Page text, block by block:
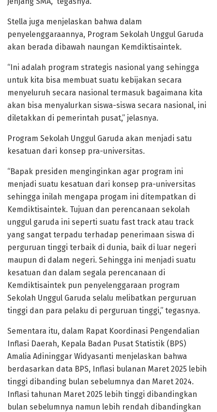
Stella juga menjelaskan bahwa dalam
penyelenggaraannya, Program Sekolah Unggul Garuda
akan berada dibawah naungan Kemdiktisaintek.
“Ini adalah program strategis nasional yang sehingga
untuk kita bisa membuat suatu kebijakan secara
menyeluruh secara nasional termasuk bagaimana kita
akan bisa menyalurkan siswa-siswa secara nasional, ini
diletakkan di pemerintah pusat,” jelasnya.
Program Sekolah Unggul Garuda akan menjadi satu
kesatuan dari konsep pra-universitas.
“Bapak presiden menginginkan agar program ini
menjadi suatu kesatuan dari konsep pra-universitas
sehingga inilah mengapa progam ini ditempatkan di
Kemdiktisaintek. Tujuan dan perencanaan sekolah
unggul garuda ini seperti suatu fast track atau track
yang sangat terpadu terhadap penerimaan siswa di
perguruan tinggi terbaik di dunia, baik di luar negeri
maupun di dalam negeri. Sehingga ini menjadi suatu
kesatuan dan dalam segala perencanaan di
Kemdiktisaintek pun penyelenggaraan program
Sekolah Unggul Garuda selalu melibatkan perguruan
tinggi dan para pelaku di perguruan tinggi,” tegasnya.
Sementara itu, dalam Rapat Koordinasi Pengendalian
Inflasi Daerah, Kepala Badan Pusat Statistik (BPS)
Amalia Adininggar Widyasanti menjelaskan bahwa
berdasarkan data BPS, Inflasi bulanan Maret 2025 lebih
tinggi dibanding bulan sebelumnya dan Maret 2024.
Inflasi tahunan Maret 2025 lebih tinggi dibandingkan
bulan sebelumnya namun lebih rendah dibandingkan